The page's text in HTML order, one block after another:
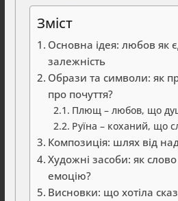
Зміст
Основна ідея: любов як
залежність
Образи та символи: як
про почуття?
Плющ – любов, що
Руїна – коханий, що
Композиція: шлях від
Художні засоби: як
емоцію?
Висновки: що хотіла